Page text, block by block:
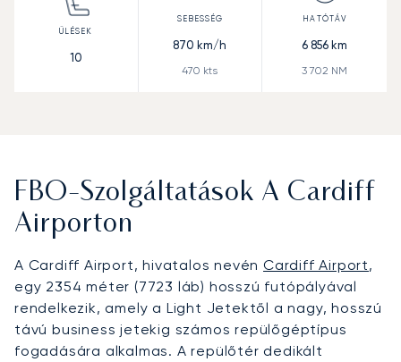
10
870 km/h
470 kts
6 856 km
3 702 NM
FBO-Szolgáltatások A Cardiff
Airporton
A Cardiff Airport, hivatalos nevénCardiff Airport,
egy 2354 méter (7723 láb) hosszú futópályával
rendelkezik, amely a Light Jetektől a nagy, hosszú
távú business jetekig számos repülőgéptípus
fogadására alkalmas. A repülőtér dedikált